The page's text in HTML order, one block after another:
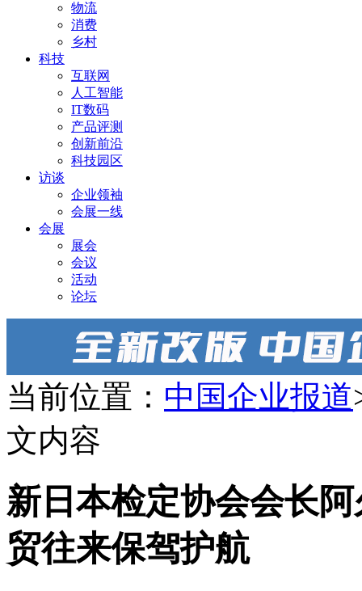
物流
消费
乡村
科技
互联网
人工智能
IT数码
产品评测
创新前沿
科技园区
访谈
企业领袖
会展一线
会展
展会
会议
活动
论坛
当前位置： 中国企业报道
文内容
新日本检定协会会长
贸往来保驾护航